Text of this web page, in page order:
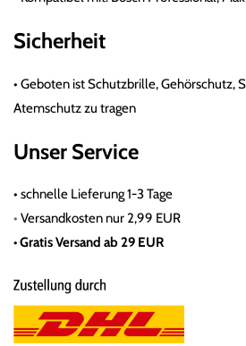
Sicherheit
• Geboten ist Schutzbrille, Gehörschutz,
Atemschutz zu tragen
Unser Service
• schnelle Lieferung 1-3 Tage
• Versandkosten nur 2,99 EUR
• GratisVersand ab 29 EUR